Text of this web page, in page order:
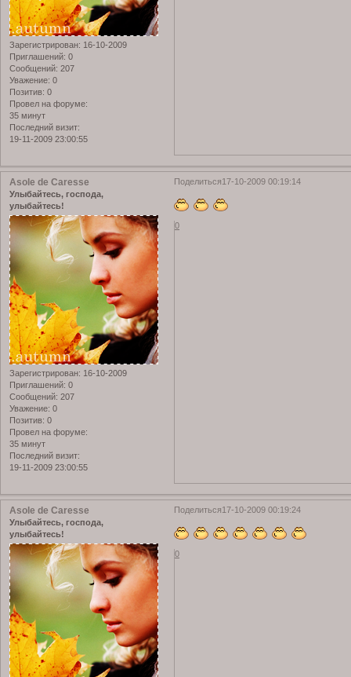
Зарегистрирован: 16-10-2009
Приглашений: 0
Сообщений: 207
Уважение: 0
Позитив: 0
Провел на форуме:
35 минут
Последний визит:
19-11-2009 23:00:55
Поделиться17-10-2009 00:19:14
Asole de Caresse
Улыбайтесь, господа,
улыбайтесь!
Зарегистрирован: 16-10-2009
Приглашений: 0
Сообщений: 207
Уважение: 0
Позитив: 0
Провел на форуме:
35 минут
Последний визит:
19-11-2009 23:00:55
0
Поделиться17-10-2009 00:19:24
Asole de Caresse
Улыбайтесь, господа,
улыбайтесь!
0